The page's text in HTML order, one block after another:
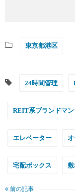
東京都港区
24時間管理
REIT系ブランドマ
エレベーター
宅配ボックス
前の記事